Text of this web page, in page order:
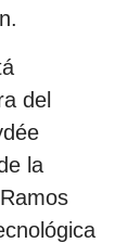
del
la